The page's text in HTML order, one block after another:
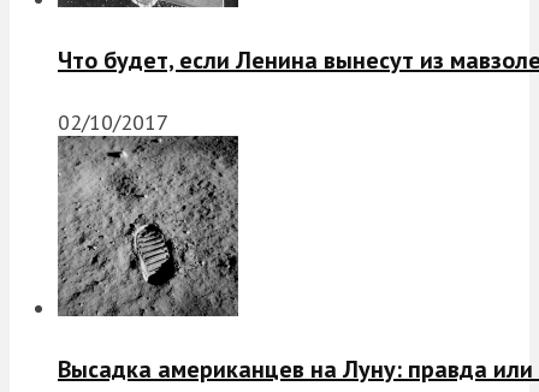
Что будет, если Ленина вынесут из
02/10/2017
Высадка американцев на Луну: правда